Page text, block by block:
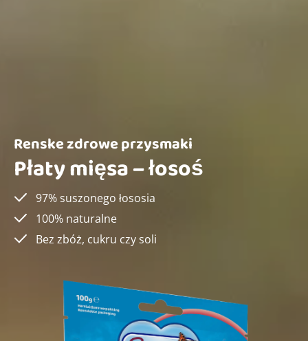
Renske zdrowe przysmaki
Płaty mięsa – łosoś
97% suszonego łososia
100% naturalne
Bez zbóż, cukru czy soli